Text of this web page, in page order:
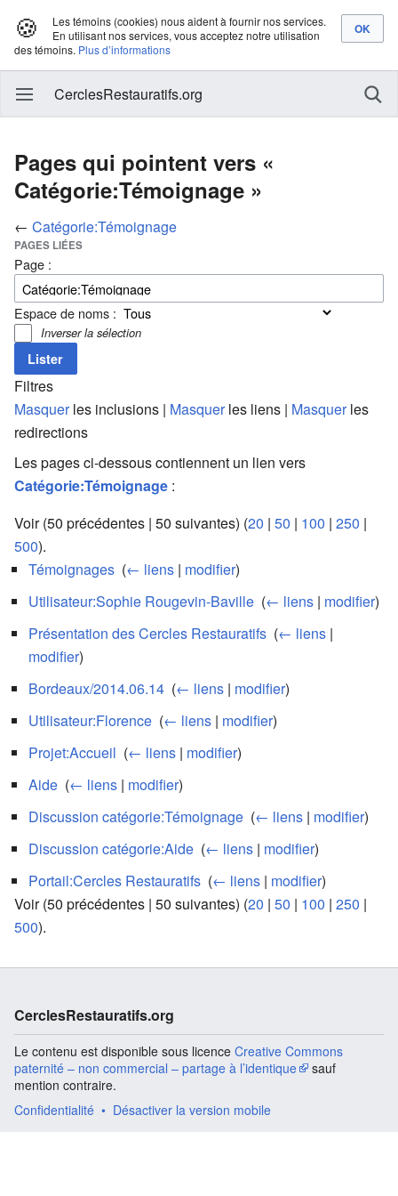
🍪
Les témoins (cookies) nous aident à fournir nos services.
En utilisant nos services, vous acceptez notre utilisation
des témoins. Plus d’informations
CerclesRestauratifs.org
Pages qui pointent vers «
Catégorie:Témoignage »
← Catégorie:Témoignage
PAGES LIÉES
Page :
Espace de noms :
Inverser la sélection
Filtres
Masquerles inclusions | Masquerles liens | Masquerles
redirections
Les pages ci-dessous contiennent un lien vers
Catégorie:Témoignage :
Voir (50 précédentes | 50 suivantes) (20 | 50 | 100 | 250 |
500).
Témoignages (← liens | modifier)
Utilisateur:Sophie Rougevin-Baville (← liens | modifier)
Présentation des Cercles Restauratifs (← liens |
modifier)
Bordeaux/2014.06.14 (← liens | modifier)
Utilisateur:Florence (← liens | modifier)
Projet:Accueil (← liens | modifier)
Aide (← liens | modifier)
Discussion catégorie:Témoignage (← liens | modifier)
Discussion catégorie:Aide (← liens | modifier)
Portail:Cercles Restauratifs (← liens | modifier)
Voir (50 précédentes | 50 suivantes) (20 | 50 | 100 | 250 |
500).
CerclesRestauratifs.org
Le contenu est disponible sous licence Creative Commons
paternité – non commercial – partage à l’identique
sauf
mention contraire.
Confidentialité
Désactiver la version mobile